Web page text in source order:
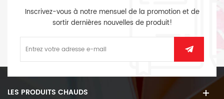
Inscrivez-vous à notre mensuel de la promotion et de
sortir dernières nouvelles de produit!
LES PRODUITS CHAUDS